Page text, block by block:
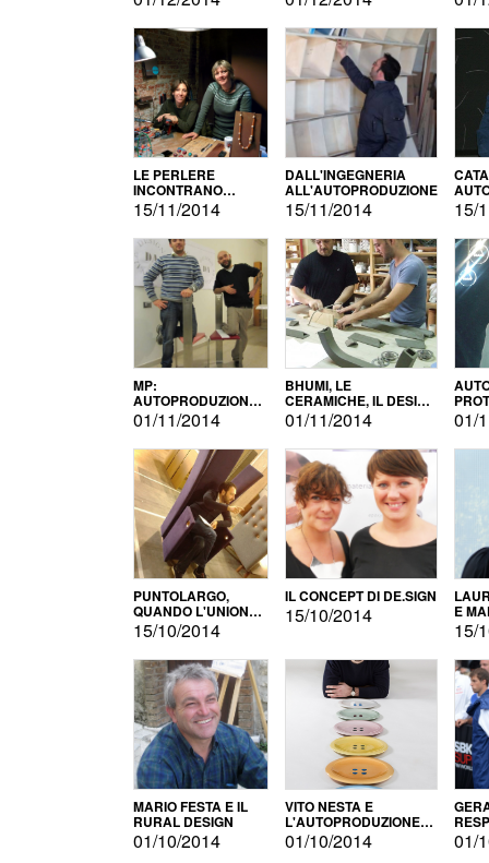
PROMOZIONE
LE PERLERE
INCONTRANO
L'AUTOPRODUZIONE
15/11/2014
DALL'INGEGNERIA
ALL'AUTOPRODUZIONE
15/11/2014 15/
MP:
AUTOPRODUZIONE
E INNOVAZIONE
01/11/2014
BHUMI, LE
CERAMICHE, IL DESIGN
E L'AUTOPRODUZIONE
01/11/2014 01/
PUNTOLARGO,
QUANDO L'UNIONE
FA LA FORZA E
VINCE
15/10/2014
IL CONCEPT DI DE.SIGN
15/10/2014 E
15/
MARIO FESTA E IL
RURAL DESIGN
01/10/2014
VITO NESTA E
L'AUTOPRODUZIONE
COME RECUPERO DEI
SIMBOLI
01/10/2014 01/